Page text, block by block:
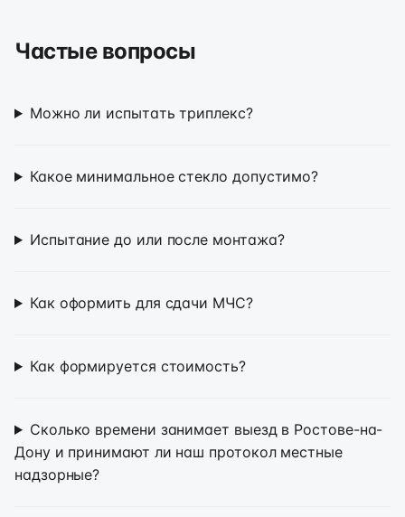
Частые вопросы
Можно ли испытать триплекс?
Какое минимальное стекло допустимо?
Испытание до или после монтажа?
Как оформить для сдачи МЧС?
Как формируется стоимость?
Сколько времени занимает выезд в Ростове-на-
Дону и принимают ли наш протокол местные
надзорные?